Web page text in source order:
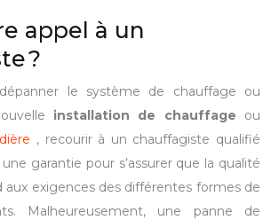
appel à un
?
dépanner le système de chauffage ou
installation de chauffage ou
, recourir à un chauffagiste qualifié
garantie pour s’assurer que la qualité
aux exigences des différentes formes de
Malheureusement, une panne de